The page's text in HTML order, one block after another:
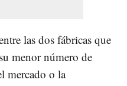
las dos fábricas que
menor número de
mercado o la